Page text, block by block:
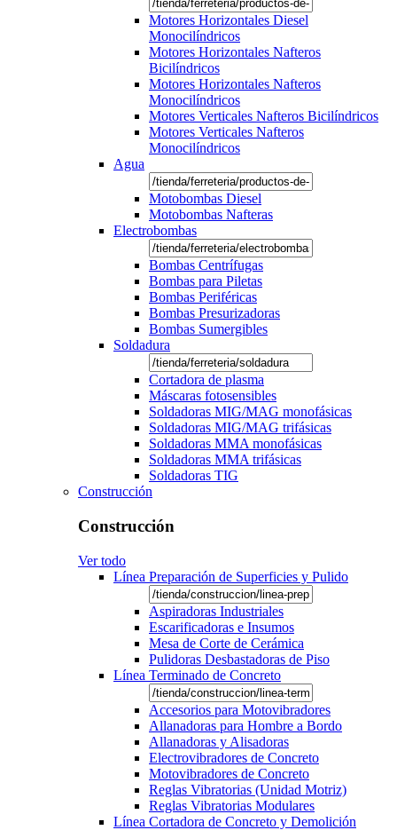
Motores Horizontales Diesel
Monocilíndricos
Motores Horizontales Nafteros
Bicilíndricos
Motores Horizontales Nafteros
Monocilíndricos
Motores Verticales Nafteros Bicilíndricos
Motores Verticales Nafteros
Monocilíndricos
Agua
Motobombas Diesel
Motobombas Nafteras
Electrobombas
Bombas Centrífugas
Bombas para Piletas
Bombas Periféricas
Bombas Presurizadoras
Bombas Sumergibles
Soldadura
Cortadora de plasma
Máscaras fotosensibles
Soldadoras MIG/MAG monofásicas
Soldadoras MIG/MAG trifásicas
Soldadoras MMA monofásicas
Soldadoras MMA trifásicas
Soldadoras TIG
Construcción
Construcción
Ver todo
Línea Preparación de Superficies y Pulido
Aspiradoras Industriales
Escarificadoras e Insumos
Mesa de Corte de Cerámica
Pulidoras Desbastadoras de Piso
Línea Terminado de Concreto
Accesorios para Motovibradores
Allanadoras para Hombre a Bordo
Allanadoras y Alisadoras
Electrovibradores de Concreto
Motovibradores de Concreto
Reglas Vibratorias (Unidad Motriz)
Reglas Vibratorias Modulares
Línea Cortadora de Concreto y Demolición